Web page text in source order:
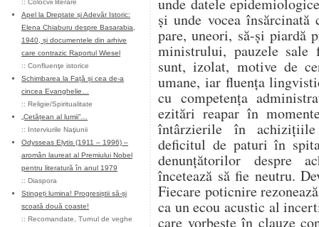
:: Colocvii literare
Apel la Dreptate și Adevăr Istoric:
Elena Chiaburu despre Basarabia,
1940, și documentele din arhive
care contrazic Raportul Wiesel
:: Confluenţe istorice
Schimbarea la Față și cea de-a
cincea Evanghelie…
:: Religie/Spiritualitate
„Cetățean al lumii”…
:: Interviurile Naţiunii
Odysseas Elytis (1911 – 1996) –
aromân laureat al Premiului Nobel
pentru literatură în anul 1979
:: Diaspora
Stingeți lumina! Progresiștii să-și
scoată două coaste!
:: Recomandate Turnul de veghe
unde datele
și unde vocea însărcinată
pare, uneori, să-și piardă
ministrului, pauzele sale
sunt, izolat, motive de
umane, iar fluența
cu competența
ezitări reapar în
întârzierile în
deficitul de paturi în
denunțătorilor despre
încetează să fie neutru.
Fiecare poticnire
ca un ecou acustic al
care vorbește în clauze